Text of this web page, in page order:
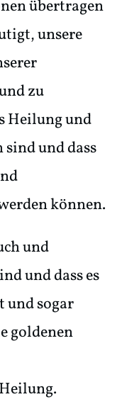
übertragen
unsere
zu
Heilung und
und dass
können.
und
und dass es
und sogar
goldenen